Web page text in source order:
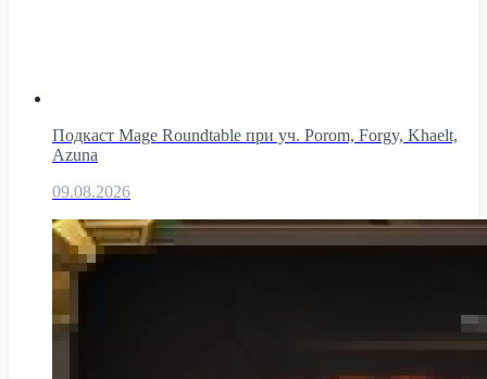
Подкаст Mage Roundtable при уч. Porom, Forgy, Khaelt,
Azuna
09.08.2026